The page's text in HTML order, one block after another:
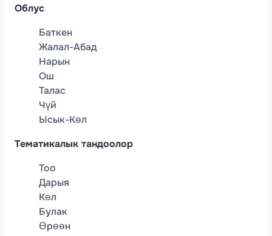
Облус
Баткен
Жалал-Абад
Нарын
Ош
Талас
Чүй
Ысык-Көл
Тематикалык тандоолор
Тоо
Дарыя
Көл
Булак
Өрөөн